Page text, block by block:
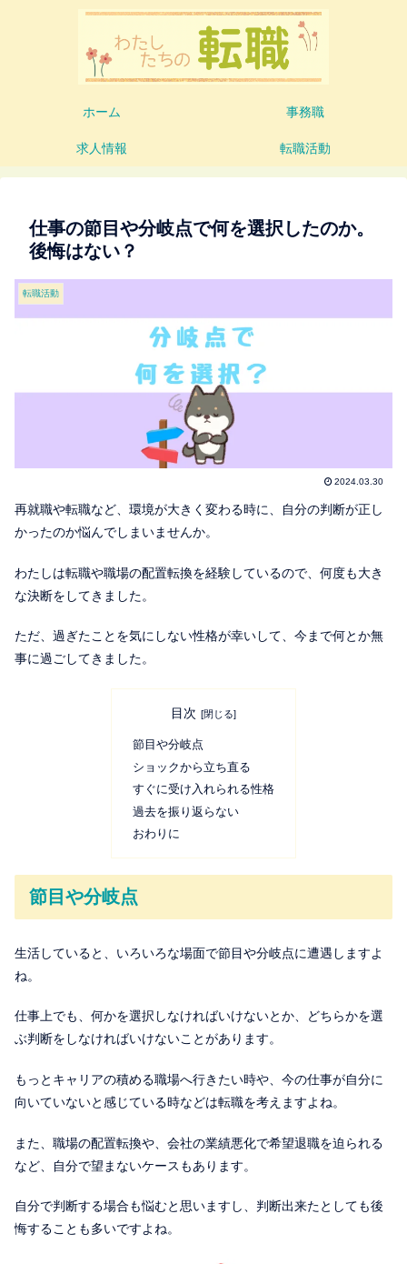
ホーム 事務職
求人情報 転職活動
仕事の節目や分岐点で何を選択したのか。
後悔はない？
転職活動
2024.03.30
再就職や転職など、環境が大きく変わる時に、自分の判断が正し
かったのか悩んでしまいませんか。
わたしは転職や職場の配置転換を経験しているので、何度も大き
な決断をしてきました。
ただ、過ぎたことを気にしない性格が幸いして、今まで何とか無
事に過ごしてきました。
目次
節目や分岐点
ショックから立ち直る
すぐに受け入れられる性格
過去を振り返らない
おわりに
節目や分岐点
生活していると、いろいろな場面で節目や分岐点に遭遇しますよ
ね。
仕事上でも、何かを選択しなければいけないとか、どちらかを選
ぶ判断をしなければいけないことがあります。
もっとキャリアの積める職場へ行きたい時や、今の仕事が自分に
向いていないと感じている時などは転職を考えますよね。
また、職場の配置転換や、会社の業績悪化で希望退職を迫られる
など、自分で望まないケースもあります。
自分で判断する場合も悩むと思いますし、判断出来たとしても後
悔することも多いですよね。